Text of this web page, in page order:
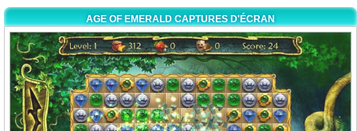
AGE OF EMERALD CAPTURES D'ÉCRAN